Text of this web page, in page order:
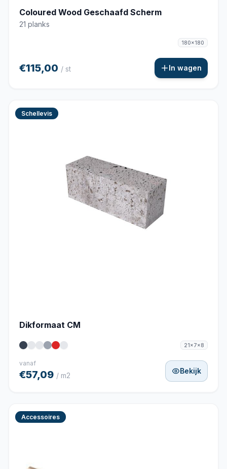
Coloured Wood Geschaafd Scherm
21 planks
180x180
€115,00 / st In wagen
Schellevis
Dikformaat CM
21x7x8
vanaf
€57,09 / m2
Bekijk
Accessoires